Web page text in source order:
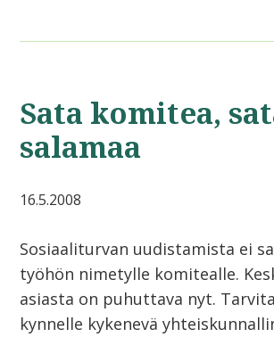
Sata komitea,
salamaa
16.5.2008
Sosiaaliturvan uudistamista ei
työhön nimetylle komitealle.
asiasta on puhuttava nyt.
kynnelle kykenevä